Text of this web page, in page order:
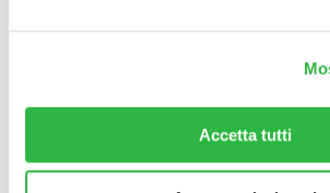
Accetta tutti
Epilazione definitiva
Carbossiterapia
Massaggio Metodo Renata França
Modellante